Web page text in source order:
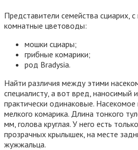
Представители семейства сциарих,
комнатные цветоводы:
мошки сциары;
грибные комарики;
род Bradysia.
Найти различия между этими
специалисту, а вот вред,
практически одинаковые.
мелкого комарика. Длина тонкого
мм, голова круглая. У него есть
прозрачных крылышек, на месте
жужжальца.